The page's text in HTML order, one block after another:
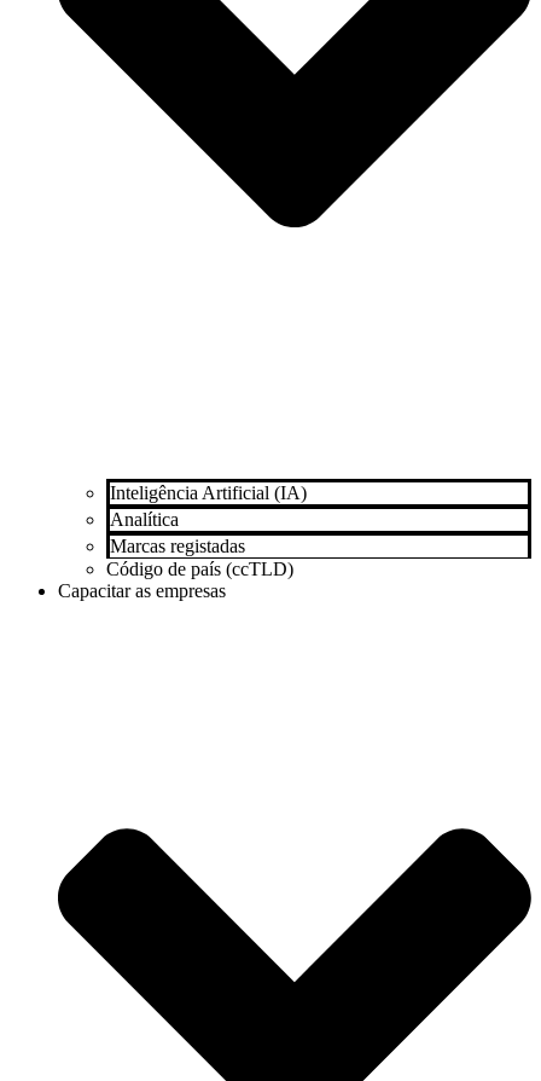
Inteligência Artificial (IA)
Analítica
Marcas registadas
Código de país (ccTLD)
Capacitar as empresas